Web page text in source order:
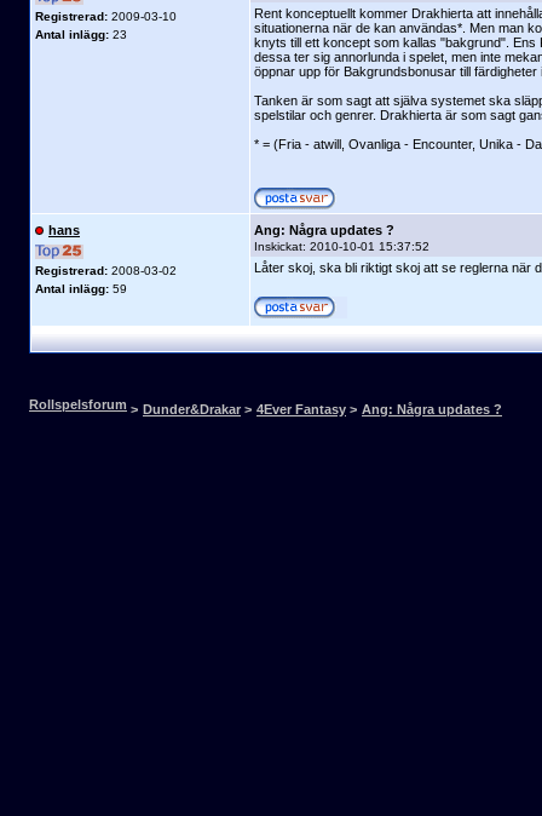
Registrerad: 2009-03-10
Antal inlägg: 23
Rent konceptuellt kommer Drakhierta att
situationerna när de kan användas*. Men man
knyts till ett koncept som kallas "bakgrund".
dessa ter sig annorlunda i spelet, men inte
öppnar upp för Bakgrundsbonusar till
Tanken är som sagt att själva systemet ska
spelstilar och genrer. Drakhierta är som sagt
* = (Fria - atwill, Ovanliga - Encounter, Unika -
hans
Registrerad: 2008-03-02
Antal inlägg: 59
Ang: Några updates ?
Inskickat: 2010-10-01 15:37:52
Låter skoj, ska bli riktigt skoj att se reglerna när
Rollspelsforum > Dunder&Drakar > 4Ever Fantasy > Ang: Några updates ?